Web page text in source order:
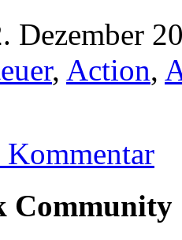
Dezember
, Action,
Community